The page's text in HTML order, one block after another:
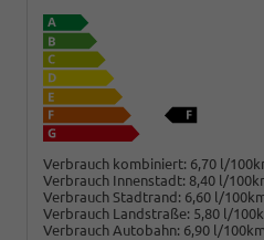
Verbrauch kombiniert: 6,70 l/
Verbrauch Innenstadt: 8,40 l/
Verbrauch Stadtrand: 6,60 l/
Verbrauch Landstraße: 5,80 l/
Verbrauch Autobahn: 6,90 l/100km